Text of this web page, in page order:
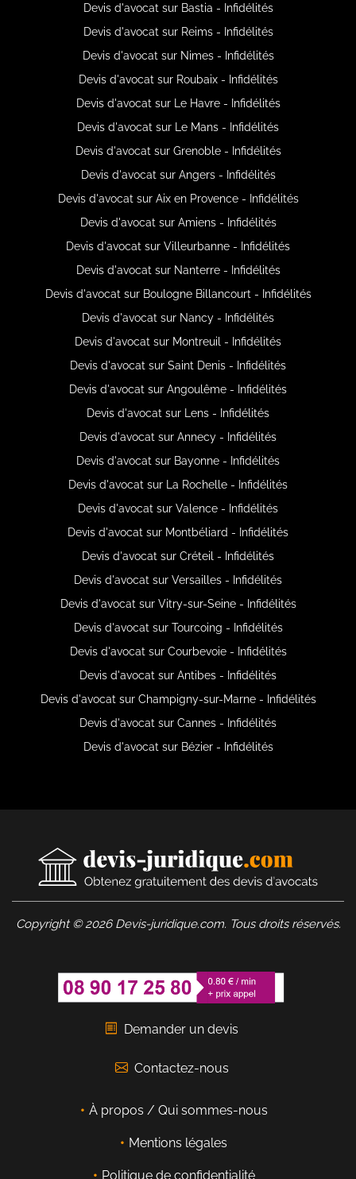
Devis d'avocat sur Bastia - Infidélités
Devis d'avocat sur Reims - Infidélités
Devis d'avocat sur Nimes - Infidélités
Devis d'avocat sur Roubaix - Infidélités
Devis d'avocat sur Le Havre - Infidélités
Devis d'avocat sur Le Mans - Infidélités
Devis d'avocat sur Grenoble - Infidélités
Devis d'avocat sur Angers - Infidélités
Devis d'avocat sur Aix en Provence - Infidélités
Devis d'avocat sur Amiens - Infidélités
Devis d'avocat sur Villeurbanne - Infidélités
Devis d'avocat sur Nanterre - Infidélités
Devis d'avocat sur Boulogne Billancourt - Infidélités
Devis d'avocat sur Nancy - Infidélités
Devis d'avocat sur Montreuil - Infidélités
Devis d'avocat sur Saint Denis - Infidélités
Devis d'avocat sur Angoulême - Infidélités
Devis d'avocat sur Lens - Infidélités
Devis d'avocat sur Annecy - Infidélités
Devis d'avocat sur Bayonne - Infidélités
Devis d'avocat sur La Rochelle - Infidélités
Devis d'avocat sur Valence - Infidélités
Devis d'avocat sur Montbéliard - Infidélités
Devis d'avocat sur Créteil - Infidélités
Devis d'avocat sur Versailles - Infidélités
Devis d'avocat sur Vitry-sur-Seine - Infidélités
Devis d'avocat sur Tourcoing - Infidélités
Devis d'avocat sur Courbevoie - Infidélités
Devis d'avocat sur Antibes - Infidélités
Devis d'avocat sur Champigny-sur-Marne - Infidélités
Devis d'avocat sur Cannes - Infidélités
Devis d'avocat sur Bézier - Infidélités
Copyright © 2026 Devis-juridique.com. Tous droits réservés.
Demander un devis
Contactez-nous
À propos / Qui sommes-nous
Mentions légales
Politique de confidentialité